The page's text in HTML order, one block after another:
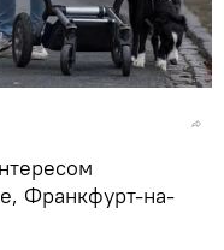
Франкфурт-на-